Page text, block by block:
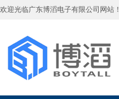
欢迎光临广东博滔电子有限公司 网站！